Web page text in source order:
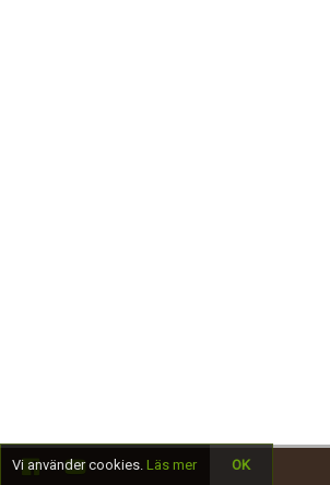
Vi använder cookies. Läs mer OK